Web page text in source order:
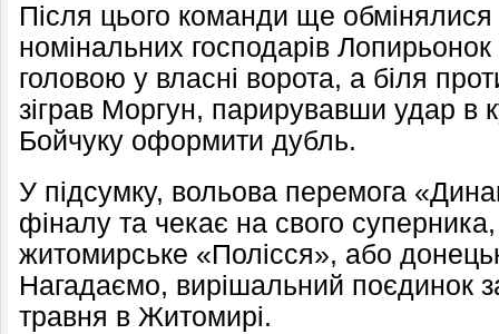
Після цього команди ще
номінальних господарів Лопирьонок
головою у власні ворота, а біля
зіграв Моргун, парирувавши удар в
Бойчуку оформити дубль.
У підсумку, вольова перемога
фіналу та чекає на свого
житомирське «Полісся», або
Нагадаємо, вирішальний поєдинок
травня в Житомирі.